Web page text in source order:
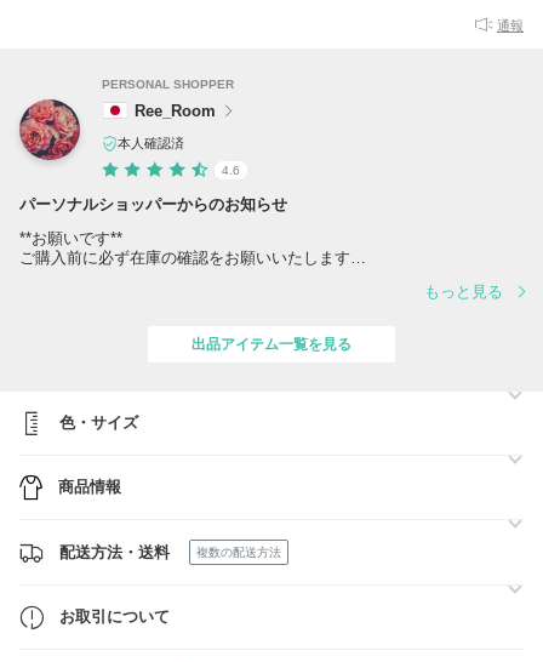
通報
PERSONAL SHOPPER
Ree_Room
本人確認済
4.6
パーソナルショッパーからのお知らせ
**お願いです**
ご購入前に必ず在庫の確認をお願いいたします
在庫は日々変動しておりますので、ご購入前にお気軽に「在庫あります
心をこめてご案内いたします。
https://www.buyma.com/coupon/list/
https://www.buyma.com/r/-B12186773O1/
たくさんのお店の中から「Ree_Room」をご覧いただきありがとうござ
います。
現在、人気ブランドのお財布やキーケース、女子力ＵＰのアクセサリー
やファッション小物、ゴルフやピラティスを楽しむためのスポーツグッ
ズやスニーカーなど、世界中のおしゃれで可愛いアイテムが続々入荷
もっと見る
出品アイテム一覧を見る
色・サイズ
商品情報
配送方法・送料 複数の配送方法
お取引について